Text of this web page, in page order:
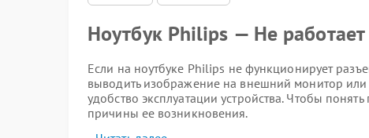
Ноутбук Philips — Не работает
Если на ноутбуке Philips не функционирует
выводить изображение на внешний монитор или
удобство эксплуатации устройства. Чтобы
причины ее возникновения.